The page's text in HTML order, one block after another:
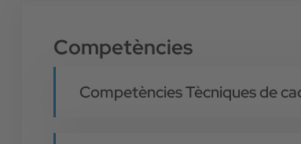
Competències
Competències Tècniques de